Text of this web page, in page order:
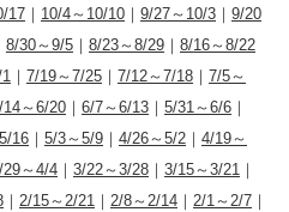
17 ｜ 10/4～10/10 ｜ 9/27～10/3 ｜ 9/20
8/30～9/5 ｜ 8/23～8/29 ｜ 8/16～8/22
｜ 7/19～7/25 ｜ 7/12～7/18 ｜ 7/5～
14～6/20 ｜ 6/7～6/13 ｜ 5/31～6/6 ｜
16 ｜ 5/3～5/9 ｜ 4/26～5/2 ｜ 4/19～
29～4/4 ｜ 3/22～3/28 ｜ 3/15～3/21 ｜
｜ 2/15～2/21 ｜ 2/8～2/14 ｜ 2/1～2/7 ｜